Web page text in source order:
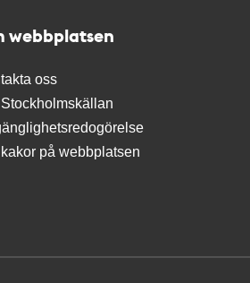
webbplatsen
oss
på webbplatsen